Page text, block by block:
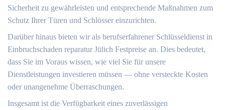
Sicherheit zu gewährleisten und entsprechende Maßnahmen zum
Schutz Ihrer Türen und Schlösser einzurichten.
Darüber hinaus bieten wir als berufserfahrener Schlüsseldienst in
Einbruchschaden reparatur Jülich Festpreise an.​ Dies bedeutet,
dass Sie im Voraus wissen, wie viel Sie für unsere
Dienstleistungen investieren müssen — ohne versteckte Kosten
oder unangenehme Überraschungen.​
Insgesamt ist die Verfügbarkeit eines zuverlässigen